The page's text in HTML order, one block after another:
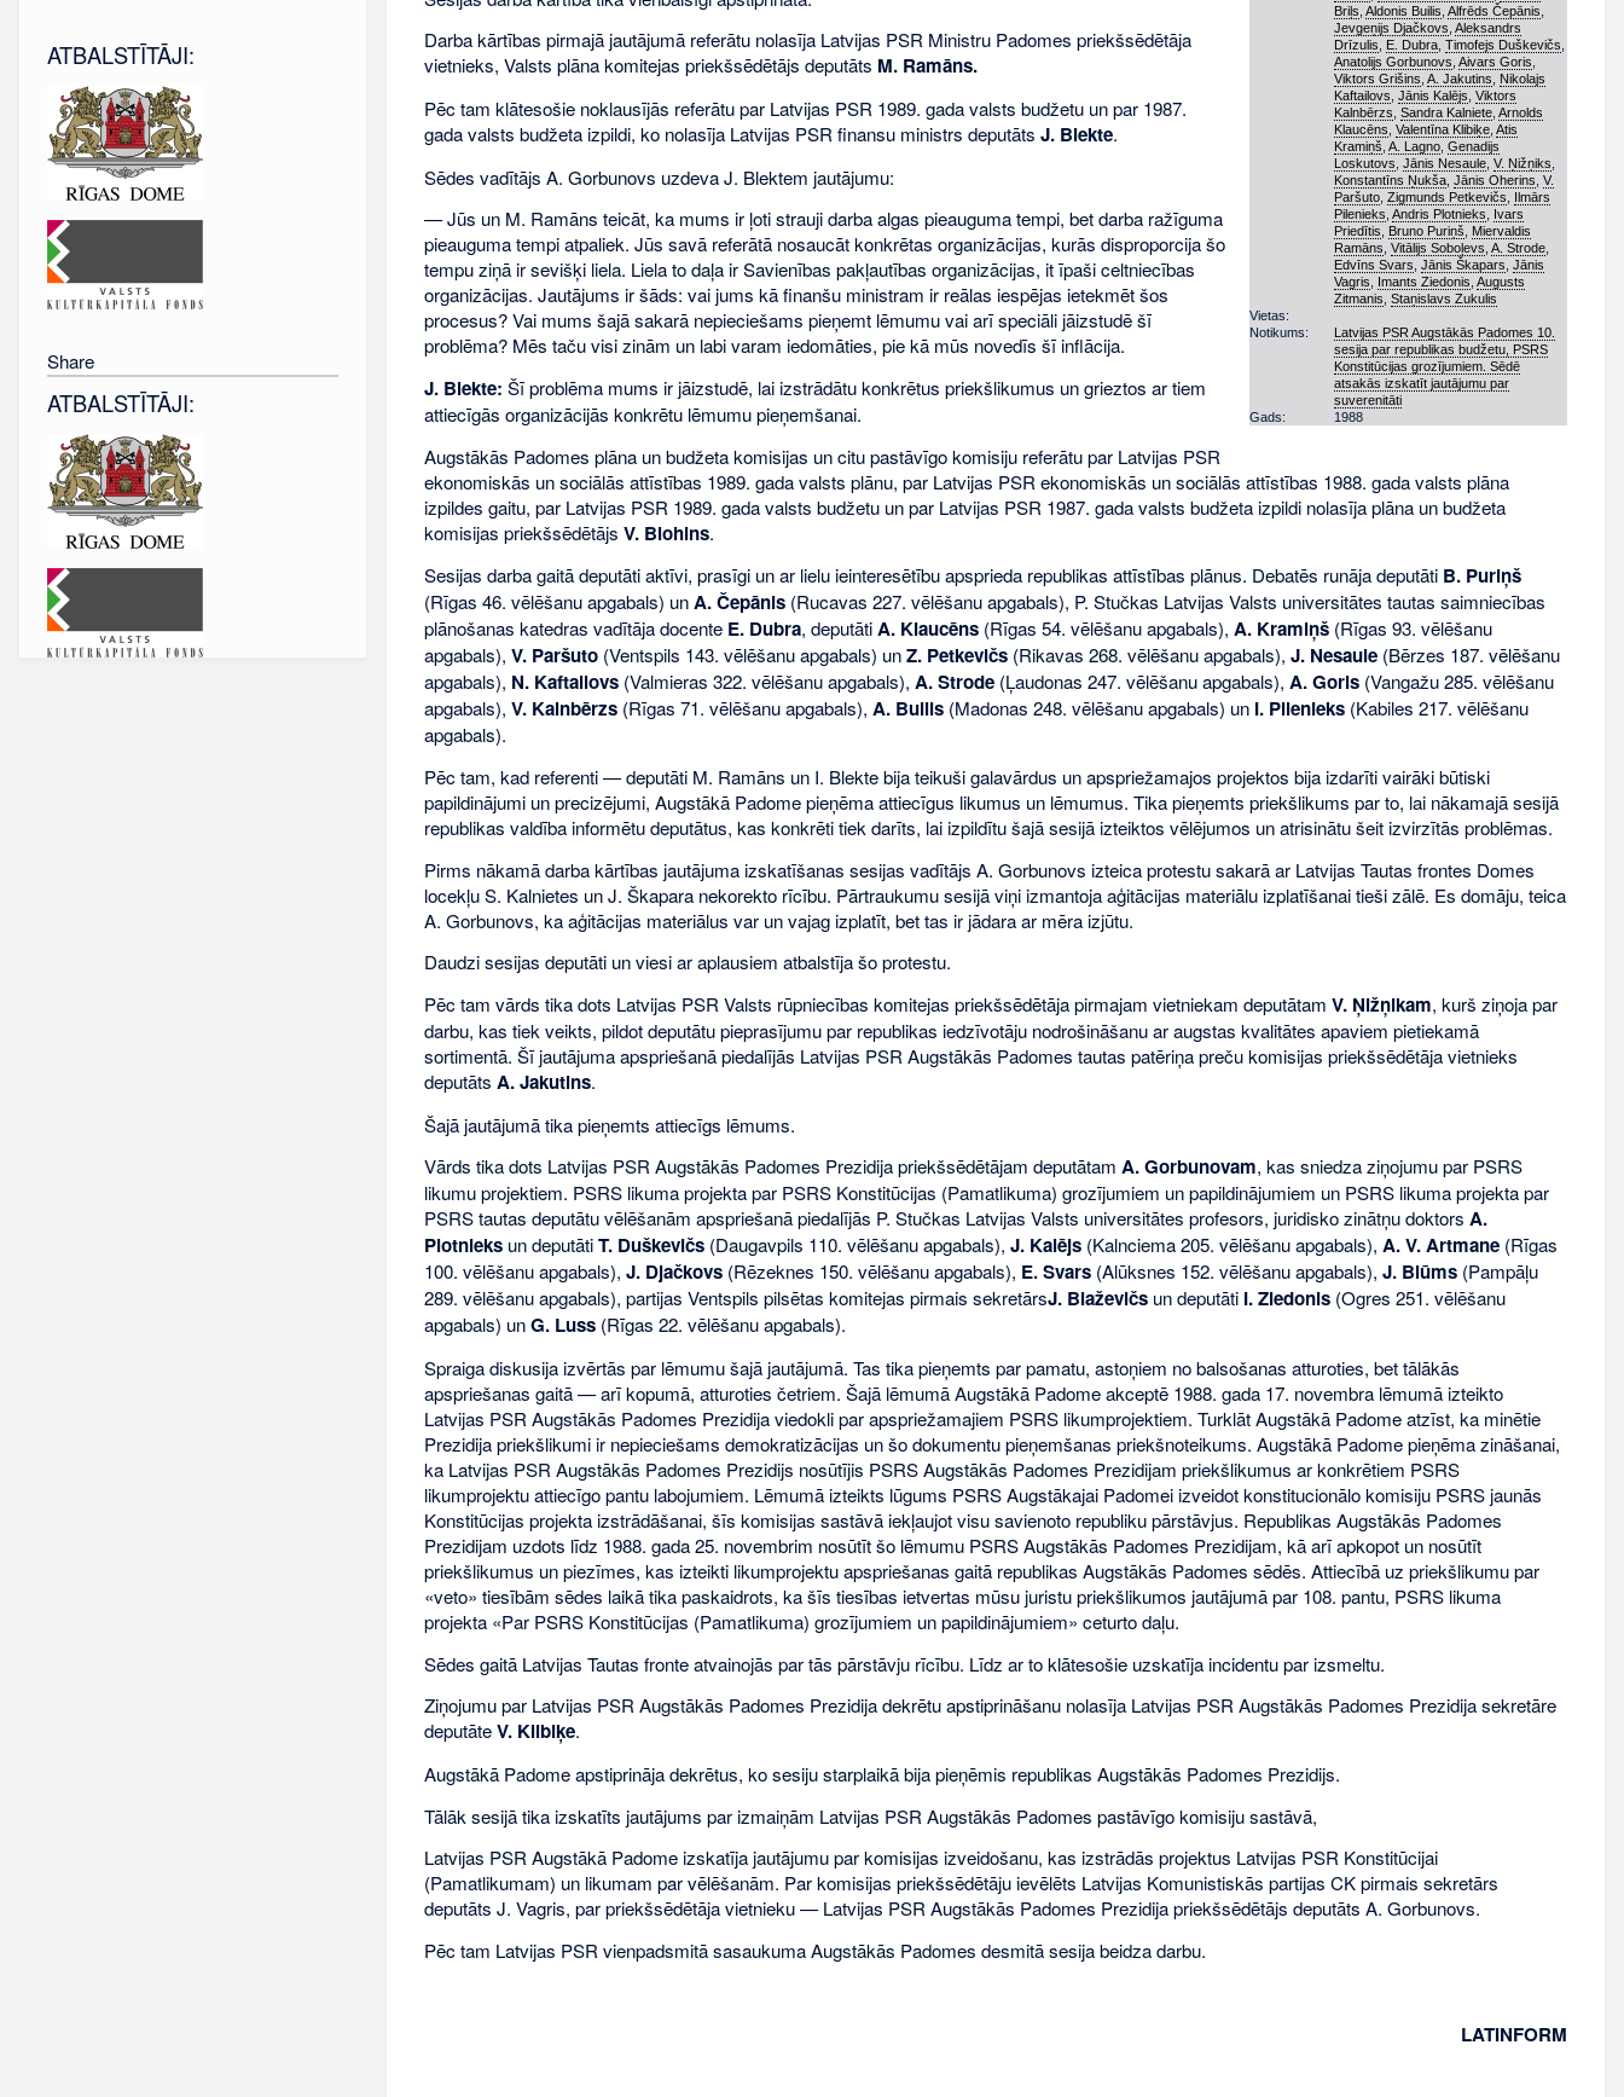
Briļs ,Aldonis Builis ,Alfrēds Čepānis
Jevgeņijs Djačkovs ,Aleksandrs
Drīzulis
E. Dubra ,Timofejs Duškevičs
Anatolijs Gorbunovs ,Aivars Goris
Viktors Grišins ,A. Jakutins
Nikolajs
Kaftailovs ,Jānis Kalējs ,Viktors
Kalnbērzs ,Sandra Kalniete ,Arnolds
Klaucēns ,Valentīna Klibiķe ,Atis
Kramiņš ,A. Lagno ,Genadijs
Loskutovs ,Jānis Nesaule ,V. Ņižņiks
Konstantīns Ņukša ,Jānis Oherins ,V.
Paršuto ,Zigmunds Petkevičs
Ilmārs
Pilenieks ,Andris Plotnieks
Ivars
Priedītis
Bruno Puriņš
Miervaldis
Ramāns ,Vitālijs Soboļevs ,A. Strode
Edvīns Svars ,Jānis Škapars ,Jānis
Vagris
Imants Ziedonis ,Augusts
Zitmanis ,Staņislavs Zukulis
Vietas:
Notikums:
Latvijas PSR Augstākās Padomes 10.
sesija par republikas budžetu, PSRS
Konstitūcijas grozījumiem. Sēdē
atsakās izskatīt jautājumu par
suverenitāti
Gads:
1988
Darba kārtības pirmajā jautājumā referātu nolasīja Latvijas PSR Ministru Padomes priekšsēdētāja
vietnieks, Valsts plāna komitejas priekšsēdētājs deputāts M. Ramāns.
Pēc tam klātesošie noklausījās referātu par Latvijas PSR 1989. gada valsts budžetu un par 1987.
gada valsts budžeta izpildi, ko nolasīja Latvijas PSR finansu ministrs deputāts J. Blekte.
Sēdes vadītājs A. Gorbunovs uzdeva J. Blektem jautājumu:
— Jūs un M. Ramāns teicāt, ka mums ir ļoti strauji darba algas pieauguma tempi, bet darba ražīguma
pieauguma tempi atpaliek. Jūs savā referātā nosaucāt konkrētas organizācijas, kurās disproporcija šo
tempu ziņā ir sevišķi liela. Liela to daļa ir Savienības pakļautības organizācijas, it īpaši celtniecības
organizācijas. Jautājums ir šāds: vai jums kā finanšu ministram ir reālas iespējas ietekmēt šos
procesus? Vai mums šajā sakarā nepieciešams pieņemt lēmumu vai arī speciāli jāizstudē šī
problēma? Mēs taču visi zinām un labi varam iedomāties, pie kā mūs novedīs šī inflācija.
J. Blekte: Šī problēma mums ir jāizstudē, lai izstrādātu konkrētus priekšlikumus un grieztos ar tiem
attiecīgās organizācijās konkrētu lēmumu pieņemšanai.
Augstākās Padomes plāna un budžeta komisijas un citu pastāvīgo komisiju referātu par Latvijas PSR
ekonomiskās un sociālās attīstības 1989. gada valsts plānu, par Latvijas PSR ekonomiskās un sociālās attīstības 1988. gada valsts plāna
izpildes gaitu, par Latvijas PSR 1989. gada valsts budžetu un par Latvijas PSR 1987. gada valsts budžeta izpildi nolasīja plāna un budžeta
komisijas priekšsēdētājs V. Blohins.
Sesijas darba gaitā deputāti aktīvi, prasīgi un ar lielu ieinteresētību apsprieda republikas attīstības plānus. Debatēs runāja deputāti B. Puriņš
(Rīgas 46. vēlēšanu apgabals) unA. Čepānis(Rucavas 227. vēlēšanu apgabals), P. Stučkas Latvijas Valsts universitātes tautas saimniecības
plānošanas katedras vadītāja docente E. Dubra, deputātiA. Klaucēns (Rīgas 54. vēlēšanu apgabals), A. Kramiņš(Rīgas 93. vēlēšanu
apgabals), V. Paršuto (Ventspils 143. vēlēšanu apgabals) unZ. Petkevičs (Rikavas 268. vēlēšanu apgabals), J. Nesaule(Bērzes 187. vēlēšanu
apgabals), N. Kaftailovs(Valmieras 322. vēlēšanu apgabals), A. Strode(Ļaudonas 247. vēlēšanu apgabals), A. Goris(Vangažu 285. vēlēšanu
apgabals), V. Kalnbērzs(Rīgas 71. vēlēšanu apgabals), A. Builis (Madonas 248. vēlēšanu apgabals) un I. Pilenieks (Kabiles 217. vēlēšanu
apgabals).
Pēc tam, kad referenti — deputāti M. Ramāns un I. Blekte bija teikuši galavārdus un apspriežamajos projektos bija izdarīti vairāki būtiski
papildinājumi un precizējumi, Augstākā Padome pieņēma attiecīgus likumus un lēmumus. Tika pieņemts priekšlikums par to, lai nākamajā sesijā
republikas valdība informētu deputātus, kas konkrēti tiek darīts, lai izpildītu šajā sesijā izteiktos vēlējumos un atrisinātu šeit izvirzītās problēmas.
Pirms nākamā darba kārtības jautājuma izskatīšanas sesijas vadītājs A. Gorbunovs izteica protestu sakarā ar Latvijas Tautas frontes Domes
locekļu S. Kalnietes un J. Škapara nekorekto rīcību. Pārtraukumu sesijā viņi izmantoja aģitācijas materiālu izplatīšanai tieši zālē. Es domāju, teica
A. Gorbunovs, ka aģitācijas materiālus var un vajag izplatīt, bet tas ir jādara ar mēra izjūtu.
Daudzi sesijas deputāti un viesi ar aplausiem atbalstīja šo protestu.
Pēc tam vārds tika dots Latvijas PSR Valsts rūpniecības komitejas priekšsēdētāja pirmajam vietniekam deputātam V. Ņižņikam, kurš ziņoja par
darbu, kas tiek veikts, pildot deputātu pieprasījumu par republikas iedzīvotāju nodrošināšanu ar augstas kvalitātes apaviem pietiekamā
sortimentā. Šī jautājuma apspriešanā piedalījās Latvijas PSR Augstākās Padomes tautas patēriņa preču komisijas priekšsēdētāja vietnieks
deputāts A. Jakutins.
Šajā jautājumā tika pieņemts attiecīgs lēmums.
Vārds tika dots Latvijas PSR Augstākās Padomes Prezidija priekšsēdētājam deputātam A. Gorbunovam, kas sniedza ziņojumu par PSRS
likumu projektiem. PSRS likuma projekta par PSRS Konstitūcijas (Pamatlikuma) grozījumiem un papildinājumiem un PSRS likuma projekta par
PSRS tautas deputātu vēlēšanām apspriešanā piedalījās P. Stučkas Latvijas Valsts universitātes profesors, juridisko zinātņu doktors A.
Plotnieks un deputātiT. Duškevičs(Daugavpils 110. vēlēšanu apgabals), J. Kalējs(Kalnciema 205. vēlēšanu apgabals), A. V. Artmane(Rīgas
100. vēlēšanu apgabals), J. Djačkovs (Rēzeknes 150. vēlēšanu apgabals), E. Svars(Alūksnes 152. vēlēšanu apgabals), J. Blūms (Pampāļu
289. vēlēšanu apgabals), partijas Ventspils pilsētas komitejas pirmais sekretārsJ. Blaževičsun deputāti I. Ziedonis(Ogres 251. vēlēšanu
apgabals) unG. Luss (Rīgas 22. vēlēšanu apgabals).
Spraiga diskusija izvērtās par lēmumu šajā jautājumā. Tas tika pieņemts par pamatu, astoņiem no balsošanas atturoties, bet tālākās
apspriešanas gaitā — arī kopumā, atturoties četriem. Šajā lēmumā Augstākā Padome akceptē 1988. gada 17. novembra lēmumā izteikto
Latvijas PSR Augstākās Padomes Prezidija viedokli par apspriežamajiem PSRS likumprojektiem. Turklāt Augstākā Padome atzīst, ka minētie
Prezidija priekšlikumi ir nepieciešams demokratizācijas un šo dokumentu pieņemšanas priekšnoteikums. Augstākā Padome pieņēma zināšanai,
ka Latvijas PSR Augstākās Padomes Prezidijs nosūtījis PSRS Augstākās Padomes Prezidijam priekšlikumus ar konkrētiem PSRS
likumprojektu attiecīgo pantu labojumiem. Lēmumā izteikts lūgums PSRS Augstākajai Padomei izveidot konstitucionālo komisiju PSRS jaunās
Konstitūcijas projekta izstrādāšanai, šīs komisijas sastāvā iekļaujot visu savienoto republiku pārstāvjus. Republikas Augstākās Padomes
Prezidijam uzdots līdz 1988. gada 25. novembrim nosūtīt šo lēmumu PSRS Augstākās Padomes Prezidijam, kā arī apkopot un nosūtīt
priekšlikumus un piezīmes, kas izteikti likumprojektu apspriešanas gaitā republikas Augstākās Padomes sēdēs. Attiecībā uz priekšlikumu par
«veto» tiesībām sēdes laikā tika paskaidrots, ka šīs tiesības ietvertas mūsu juristu priekšlikumos jautājumā par 108. pantu, PSRS likuma
projekta «Par PSRS Konstitūcijas (Pamatlikuma) grozījumiem un papildinājumiem» ceturto daļu.
Sēdes gaitā Latvijas Tautas fronte atvainojās par tās pārstāvju rīcību. Līdz ar to klātesošie uzskatīja incidentu par izsmeltu.
Ziņojumu par Latvijas PSR Augstākās Padomes Prezidija dekrētu apstiprināšanu nolasīja Latvijas PSR Augstākās Padomes Prezidija sekretāre
deputāteV. Klibiķe.
Augstākā Padome apstiprināja dekrētus, ko sesiju starplaikā bija pieņēmis republikas Augstākās Padomes Prezidijs.
Tālāk sesijā tika izskatīts jautājums par izmaiņām Latvijas PSR Augstākās Padomes pastāvīgo komisiju sastāvā,
Latvijas PSR Augstākā Padome izskatīja jautājumu par komisijas izveidošanu, kas izstrādās projektus Latvijas PSR Konstitūcijai
(Pamatlikumam) un likumam par vēlēšanām. Par komisijas priekšsēdētāju ievēlēts Latvijas Komunistiskās partijas CK pirmais sekretārs
deputāts J. Vagris, par priekšsēdētāja vietnieku — Latvijas PSR Augstākās Padomes Prezidija priekšsēdētājs deputāts A. Gorbunovs.
Pēc tam Latvijas PSR vienpadsmitā sasaukuma Augstākās Padomes desmitā sesija beidza darbu.
LATINFORM
ATBALSTĪTĀJI:
Share
ATBALSTĪTĀJI: